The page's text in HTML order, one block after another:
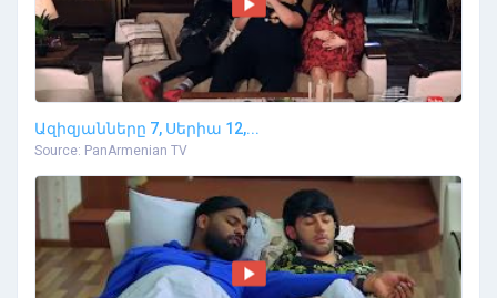
Ազիզյանները 7, Սերիա 12,...
Source: PanArmenian TV